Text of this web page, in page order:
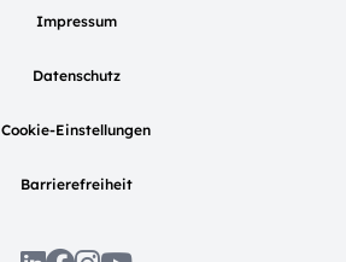
Impressum
Datenschutz
Cookie-Einstellungen
Barrierefreiheit